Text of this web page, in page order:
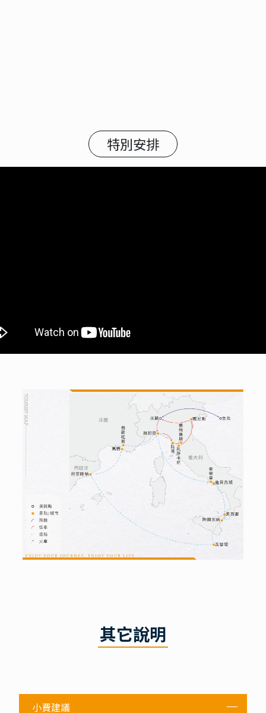
特別安排
其它說明
小費建議